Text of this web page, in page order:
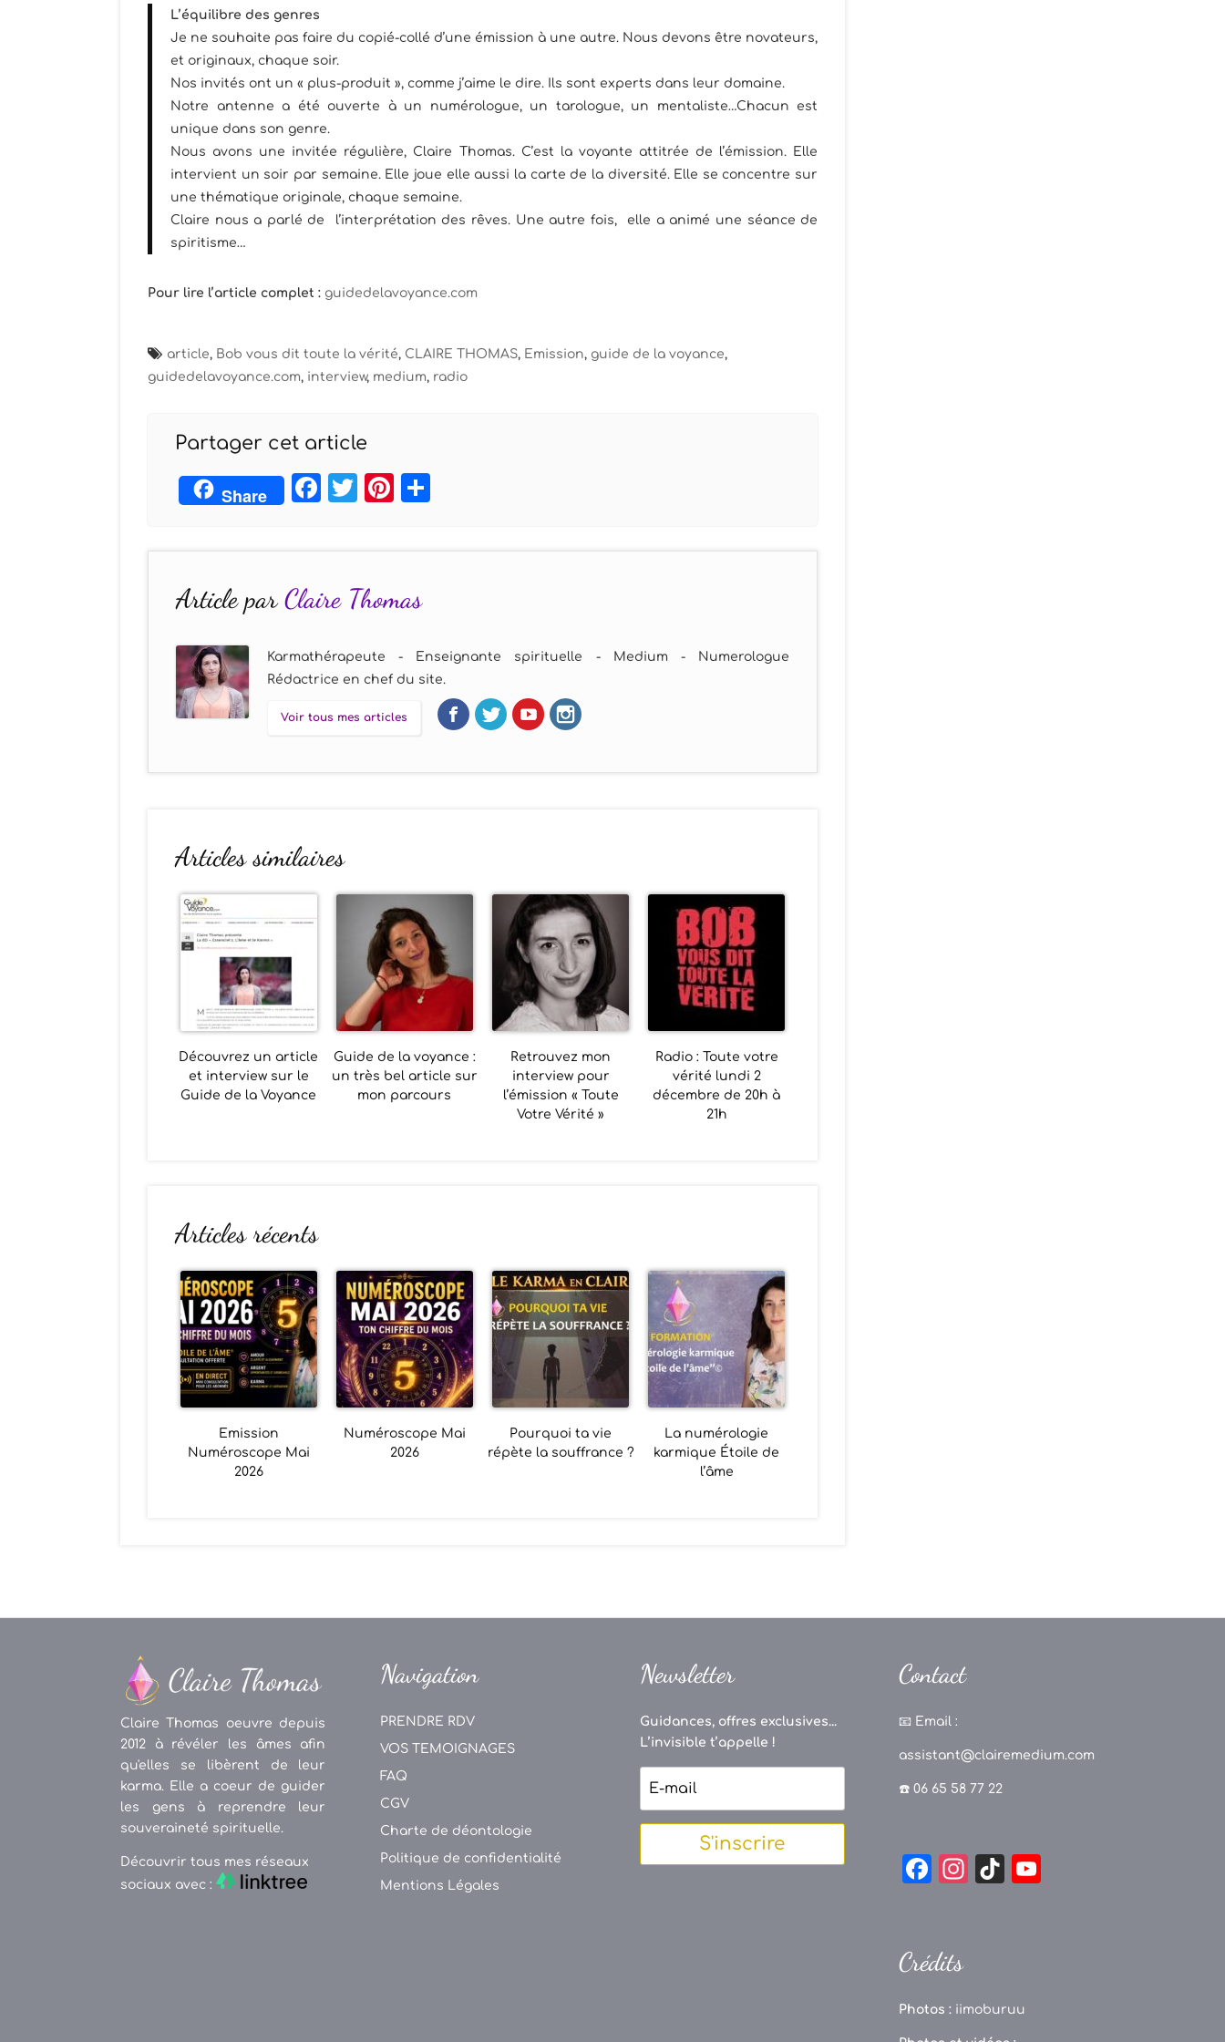
L’équilibre des genres
Je ne souhaite pas faire du copié-collé d’une émission à une autre. Nous devons être novateurs,
et originaux, chaque soir.
Nos invités ont un « plus-produit », comme j’aime le dire. Ils sont experts dans leur domaine.
Notre antenne a été ouverte à un numérologue, un tarologue, un mentaliste…Chacun est
unique dans son genre.
Nous avons une invitée régulière, Claire Thomas. C’est la voyante attitrée de l’émission. Elle
intervient un soir par semaine. Elle joue elle aussi la carte de la diversité. Elle se concentre sur
une thématique originale, chaque semaine.
Claire nous a parlé de l’interprétation des rêves. Une autre fois, elle a animé une séance de
spiritisme…
Pour lire l’article complet : guidedelavoyance.com
article, Bob vous dit toute la vérité, CLAIRE THOMAS, Emission, guide de la voyance,
guidedelavoyance.com, interview, medium, radio
Partager cet article
Share Facebook
TwitterPinterest
Article parClaire Thomas
Karmathérapeute - Enseignante spirituelle - Medium - Numerologue
Rédactrice en chef du site.
Voir tous mes articles
Articles similaires
Découvrez un article
et interview sur le
Guide de la Voyance
Guide de la voyance :
un très bel article sur
mon parcours
Retrouvez mon
interview pour
l’émission « Toute
Votre Vérité »
Radio : Toute votre
vérité lundi 2
décembre de 20h à
21h
Articles récents
Emission
Numéroscope Mai
2026
Numéroscope Mai
2026
Pourquoi ta vie
répète la souffrance ?
La numérologie
karmique Étoile de
l’âme
Claire Thomas oeuvre depuis
2012 à révéler les âmes afin
qu'elles se libèrent de leur
karma. Elle a coeur de guider
les gens à reprendre leur
souveraineté spirituelle.
Découvrir tous mes réseaux
sociaux avec :
Navigation
PRENDRE RDV
VOS TEMOIGNAGES
FAQ
CGV
Charte de déontologie
Politique de confidentialité
Mentions Légales
Newsletter
Guidances, offres exclusives...
L’invisible t’appelle !
S'inscrire
Contact
📧 Email :
assistant@clairemedium.com
☎️ 06 65 58 77 22
F
e
o
In
a
Ti
Crédits
Photos : iimoburuu